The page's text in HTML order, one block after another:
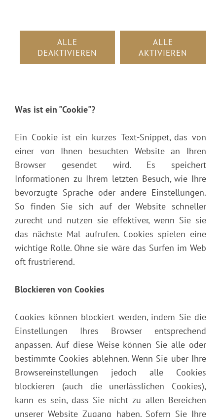
ALLE
DEAKTIVIEREN
ALLE
AKTIVIEREN
Was ist ein "Cookie"?
Ein Cookie ist ein kurzes Text-Snippet, das von
einer von Ihnen besuchten Website an Ihren
Browser gesendet wird. Es speichert
Informationen zu Ihrem letzten Besuch, wie Ihre
bevorzugte Sprache oder andere Einstellungen.
So finden Sie sich auf der Website schneller
zurecht und nutzen sie effektiver, wenn Sie sie
das nächste Mal aufrufen. Cookies spielen eine
wichtige Rolle. Ohne sie wäre das Surfen im Web
oft frustrierend.
Blockieren von Cookies
Cookies können blockiert werden, indem Sie die
Einstellungen Ihres Browser entsprechend
anpassen. Auf diese Weise können Sie alle oder
bestimmte Cookies ablehnen. Wenn Sie über Ihre
Browsereinstellungen jedoch alle Cookies
blockieren (auch die unerlässlichen Cookies),
kann es sein, dass Sie nicht zu allen Bereichen
unserer Website Zugang haben. Sofern Sie Ihre